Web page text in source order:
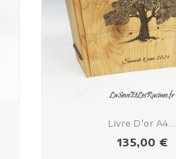
Livre D'or A4...
Prix
135,00 €